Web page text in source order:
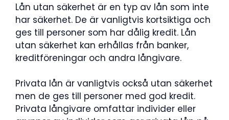
Lån utan säkerhet är en typ av lån som inte
har säkerhet. De är vanligtvis kortsiktiga och
ges till personer som har dålig kredit. Lån
utan säkerhet kan erhållas från banker,
kreditföreningar och andra långivare.
Privata lån är vanligtvis också utan säkerhet
men de ges till personer med god kredit.
Privata långivare omfattar individer eller